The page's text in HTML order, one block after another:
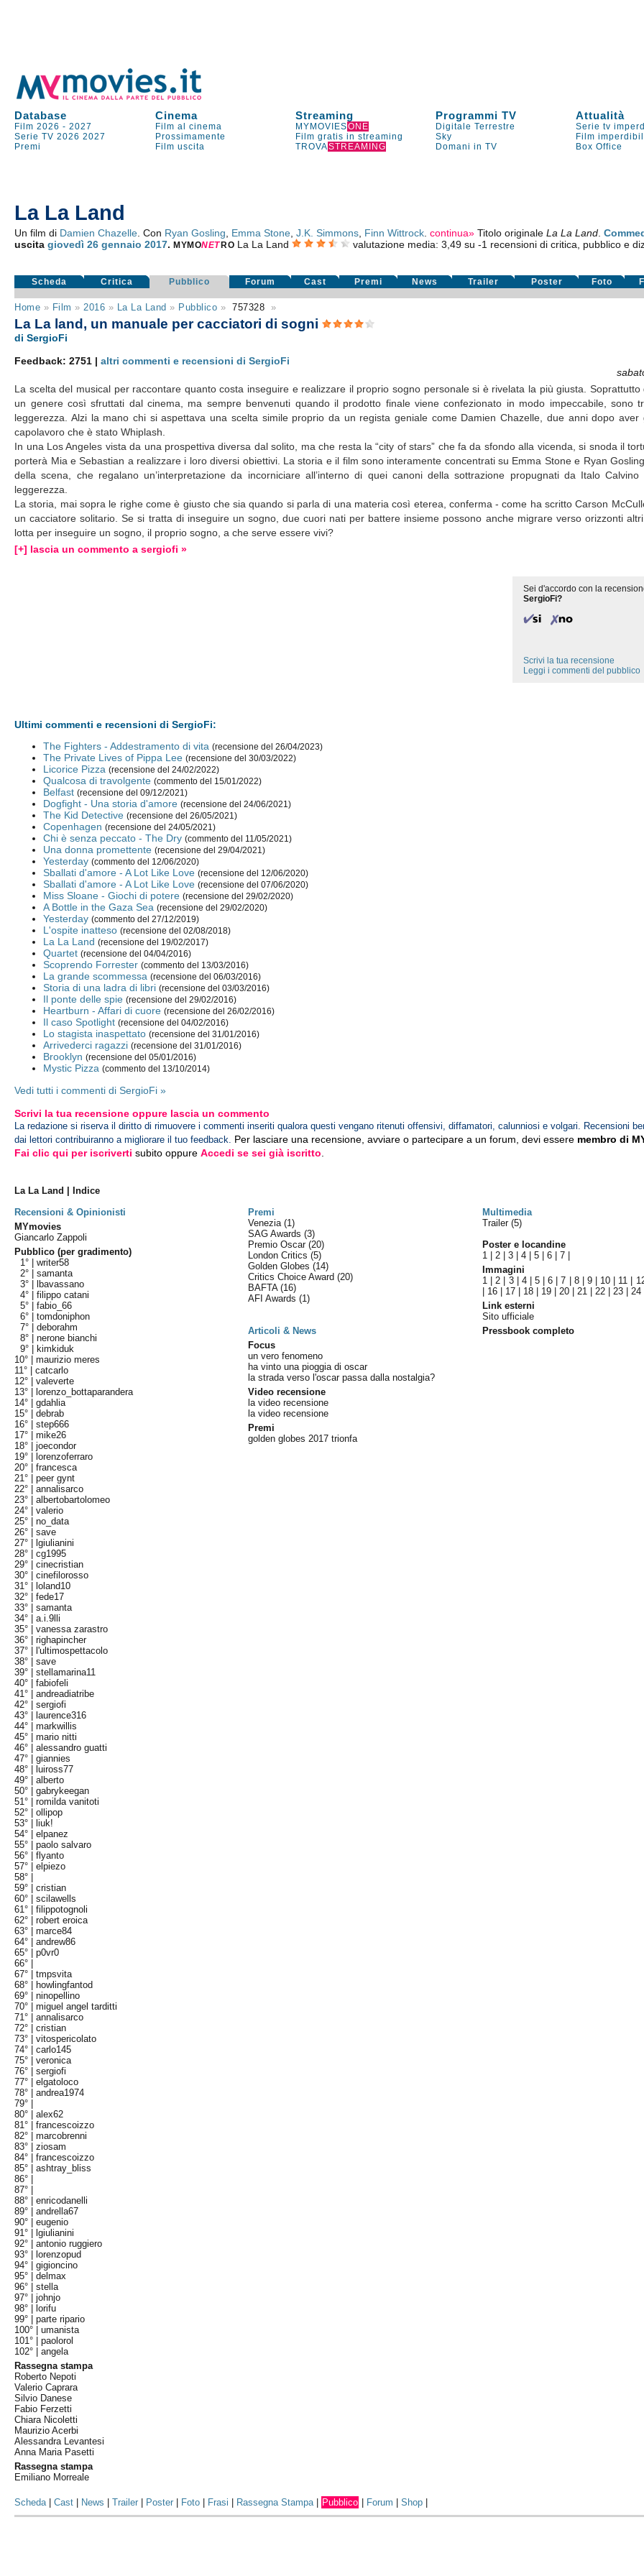
Database Cinema Streaming Programmi TV Attualità
Film 2026 -2027 Film al cinema MYMOVIESONE Digitale Terrestre Serie tv
Serie TV 2026 2027 Prossimamente Film gratis in streaming Sky Film
Premi
Film uscita TROVASTREAMING Domani in TV Box Office
La La Land
Un film di Damien Chazelle . Con Ryan Gosling Emma Stone ,J.K. Simmons Finn Wittrock .continua» Titolo originaleLa La Land .
uscitagiovedì 26 gennaio 2017.MYMONET RO La La Land valutazione media: 3,49 su -1 recensioni di critica, pubblico e
Scheda Critica Pubblico Forum Cast Premi News Trailer Poster Foto
Home » Film » 2016 » La La Land » Pubblico » 757328 »
La La land, un manuale per cacciatori di sogni
di SergioFi
Feedback: 2751 |altri commenti e recensioni di SergioFi
La scelta del musical per raccontare quanto costa inseguire e realizzare il proprio sogno personale si è rivelata la più giusta.
un genere così sfruttati dal cinema, ma sempre benvenuti quando il prodotto finale viene confezionato in modo impeccabile, sono
leggerezza. Alzi la mano chi si aspettava una scelta simile proprio da un regista geniale come Damien Chazelle, due anni dopo aver
capolavoro che è stato Whiplash.
In una Los Angeles vista da una prospettiva diversa dal solito, ma che resta la “city of stars” che fa da sfondo alla vicenda, si snoda il
porterà Mia e Sebastian a realizzare i loro diversi obiettivi. La storia e il film sono interamente concentrati su Emma Stone e Ryan
della scena, che regalano un’interpretazione da incorniciare all’interno di quei canoni della sottrazione propugnati da Italo
leggerezza.
La storia, mai sopra le righe come è giusto che sia quando si parla di una materia così eterea, conferma - come ha scritto Carson
un cacciatore solitario. Se si tratta di inseguire un sogno, due cuori nati per battere insieme possono anche migrare verso orizzonti
lotta per inseguire un sogno, il proprio sogno, a che serve essere vivi?
[+] lascia un commento a sergiofi »
Sei d'accordo con la
SergioFi?
Scrivi la tua recensione
Leggi i commenti del pubblico
Ultimi commenti e recensioni di SergioFi:
The Fighters - Addestramento di vita (recensione del 26/04/2023)
The Private Lives of Pippa Lee (recensione del 30/03/2022)
Licorice Pizza (recensione del 24/02/2022)
Qualcosa di travolgente (commento del 15/01/2022)
Belfast (recensione del 09/12/2021)
Dogfight - Una storia d'amore (recensione del 24/06/2021)
The Kid Detective (recensione del 26/05/2021)
Copenhagen (recensione del 24/05/2021)
Chi è senza peccato - The Dry (commento del 11/05/2021)
Una donna promettente (recensione del 29/04/2021)
Yesterday (commento del 12/06/2020)
Sballati d'amore - A Lot Like Love (recensione del 12/06/2020)
Sballati d'amore - A Lot Like Love (recensione del 07/06/2020)
Miss Sloane - Giochi di potere (recensione del 29/02/2020)
A Bottle in the Gaza Sea (recensione del 29/02/2020)
Yesterday (commento del 27/12/2019)
L'ospite inatteso (recensione del 02/08/2018)
La La Land (recensione del 19/02/2017)
Quartet (recensione del 04/04/2016)
Scoprendo Forrester (commento del 13/03/2016)
La grande scommessa (recensione del 06/03/2016)
Storia di una ladra di libri (recensione del 03/03/2016)
Il ponte delle spie (recensione del 29/02/2016)
Heartburn - Affari di cuore (recensione del 26/02/2016)
Il caso Spotlight (recensione del 04/02/2016)
Lo stagista inaspettato (recensione del 31/01/2016)
Arrivederci ragazzi (recensione del 31/01/2016)
Brooklyn (recensione del 05/01/2016)
Mystic Pizza (commento del 13/10/2014)
Vedi tutti i commenti di SergioFi »
Scrivi la tua recensione oppure lascia un commento
La redazione si riserva il diritto di rimuovere i commenti inseriti qualora questi vengano ritenuti offensivi, diffamatori, calunniosi e volgari. Recensioni
dai lettori contribuiranno a migliorare il tuo feedback. Per lasciare una recensione, avviare o partecipare a un forum, devi essere membro di
Fai clic qui per iscriverti subito oppureAccedi se sei già iscritto
La La Land | Indice
Recensioni & Opinionisti
Premi Multimedia
MYmovies
Giancarlo Zappoli
Pubblico (per gradimento)
1° |writer58
2° |samanta
3° |
lbavassano
4° |filippo catani
5° |fabio_66
6° |tomdoniphon
7° |deborahm
8° |nerone bianchi
9° |
kimkiduk
10° |maurizio meres
11° |catcarlo
12° |valeverte
13° |
lorenzo_bottaparandera
14° |gdahlia
15° |debrab
16° |step666
17° |mike26
18° |joecondor
19° |
lorenzoferraro
20° |francesca
21° |peer gynt
22° |annalisarco
23° |albertobartolomeo
24° |valerio
25° |no_data
26° |save
27° |
lgiulianini
28° |cg1995
29° |cinecristian
30° |cinefilorosso
31° |
loland10
32° |fede17
33° |samanta
34° |a.i.9lli
35° |vanessa zarastro
36° |righapincher
37° |
l'ultimospettacolo
38° |save
39° |stellamarina11
40° |fabiofeli
41° |andreadiatribe
42° |sergiofi
43° |
laurence316
44° |markwillis
45° |mario nitti
46° |alessandro guatti
47° |giannies
48° |
luiross77
49° |alberto
50° |gabrykeegan
51° |romilda vanitoti
52° |ollipop
53° |
liuk!
54° |elpanez
55° |paolo salvaro
56° |flyanto
57° |elpiezo
58° |
59° |cristian
60° |scilawells
61° |filippotognoli
62° |robert eroica
63° |marce84
64° |andrew86
65° |p0vr0
66° |
67° |tmpsvita
68° |
howlingfantod
69° |ninopellino
70° |miguel angel tarditti
71° |annalisarco
72° |cristian
73° |vitospericolato
74° |carlo145
75° |veronica
76° |sergiofi
77° |elgatoloco
78° |andrea1974
79° |
80° |alex62
81° |francescoizzo
82° |marcobrenni
83° |ziosam
84° |francescoizzo
85° |ashtray_bliss
86° |
87° |
88° |enricodanelli
89° |andrella67
90° |eugenio
91° |
lgiulianini
92° |antonio ruggiero
93° |
lorenzopud
94° |gigioncino
95° |delmax
96° |stella
97° |johnjo
98° |
lorifu
99° |parte ripario
100° |umanista
101° |paolorol
102° |angela
Rassegna stampa
Roberto Nepoti
Valerio Caprara
Silvio Danese
Fabio Ferzetti
Chiara Nicoletti
Maurizio Acerbi
Alessandra Levantesi
Anna Maria Pasetti
Rassegna stampa
Emiliano Morreale
Venezia(1)
SAG Awards(3)
Premio Oscar(20)
London Critics(5)
Golden Globes(14)
Critics Choice Award(20)
BAFTA(16)
AFI Awards(1)
Articoli & News
Focus
un vero fenomeno
ha vinto una pioggia di oscar
la strada verso l'oscar passa dalla nostalgia?
Video recensione
la video recensione
la video recensione
Premi
golden globes 2017 trionfa
Trailer (5)
Poster e locandine
1 |2 |3 |4 |5 |6 |7
Immagini
1 |2 3| 4|5 |6 |7 8| 9| 10 11
16 17 18 19 |20 |21 |22 |23 |24
Link esterni
Sito ufficiale
Pressbook completo
Scheda|Cast News |Trailer Poster Foto Frasi Rassegna Stampa| Pubblico Forum |Shop